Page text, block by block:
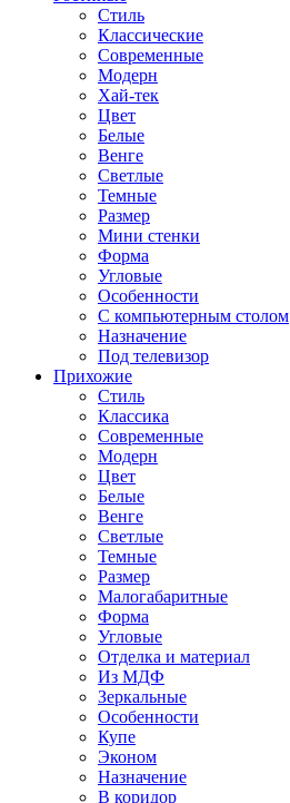
Стиль
Классические
Современные
Модерн
Хай-тек
Цвет
Белые
Венге
Светлые
Темные
Размер
Мини стенки
Форма
Угловые
Особенности
С компьютерным столом
Назначение
Под телевизор
Прихожие
Стиль
Классика
Современные
Модерн
Цвет
Белые
Венге
Светлые
Темные
Размер
Малогабаритные
Форма
Угловые
Отделка и материал
Из МДФ
Зеркальные
Особенности
Купе
Эконом
Назначение
В коридор